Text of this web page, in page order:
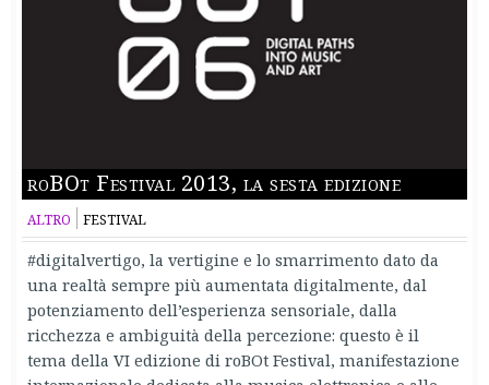
roBOt Festival 2013, la sesta edizione
ALTRO FESTIVAL
#digitalvertigo, la vertigine e lo smarrimento dato da
una realtà sempre più aumentata digitalmente, dal
potenziamento dell’esperienza sensoriale, dalla
ricchezza e ambiguità della percezione: questo è il
tema della VI edizione di roBOt Festival, manifestazione